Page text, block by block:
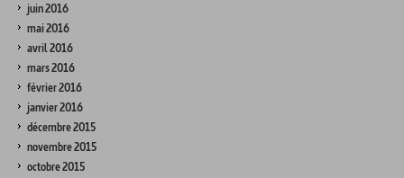
juin 2016
mai 2016
avril 2016
mars 2016
février 2016
janvier 2016
décembre 2015
novembre 2015
octobre 2015